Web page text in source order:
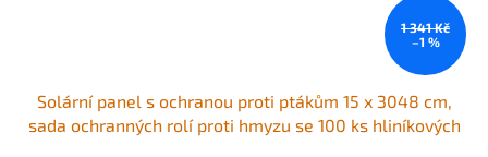
1 341 Kč
–1 %
Solární panel s ochranou proti ptákům 15 x 3048 cm,
sada ochranných rolí proti hmyzu se 100 ks hliníkových